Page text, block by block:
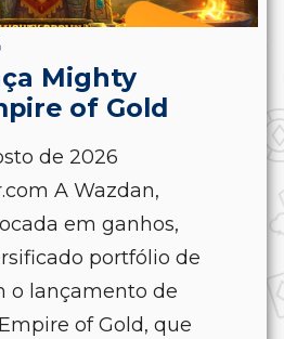
Mighty
of Gold
de 2026
A Wazdan,
em ganhos,
portfólio de
o lançamento de
of Gold, que